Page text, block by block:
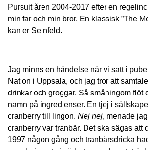
Pursuit åren 2004-2017 efter en
min far och min bror. En klassisk ”The
kan er Seinfeld.
Jag minns en händelse när vi satt i
Nation i Uppsala, och jag tror att
drinkar och groggar. Så småningom flöt
namn på ingredienser. En tjej i
cranberry till lingon. Nej nej, menade
cranberry var tranbär. Det ska sägas att
1997 någon gång och tranbärsdricka